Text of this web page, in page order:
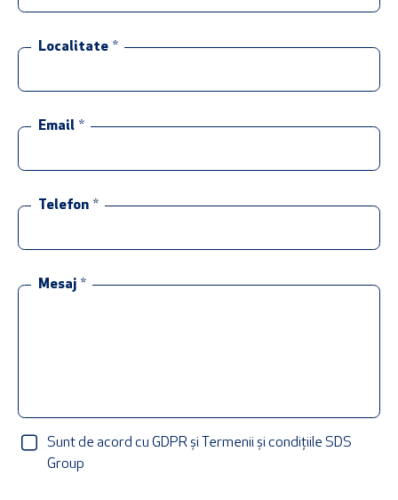
Localitate *
Email *
Telefon *
Mesaj *
Sunt de acord cu GDPR și Termenii și condițiile SDS
Group